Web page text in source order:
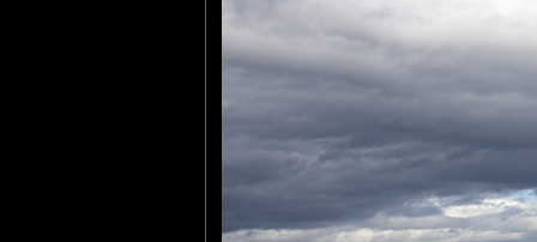
Orrustuhóll (Battle Hill)
sud de l'Islande.
Il y a 230 ans,
Puis, en 1783,
grandes coulées de lave